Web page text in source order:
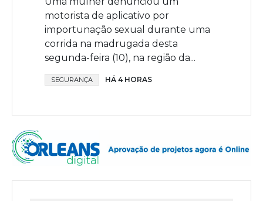
motorista de aplicativo por
importunação sexual durante uma
corrida na madrugada desta
segunda-feira (10), na região da...
SEGURANÇA HÁ 4 HORAS